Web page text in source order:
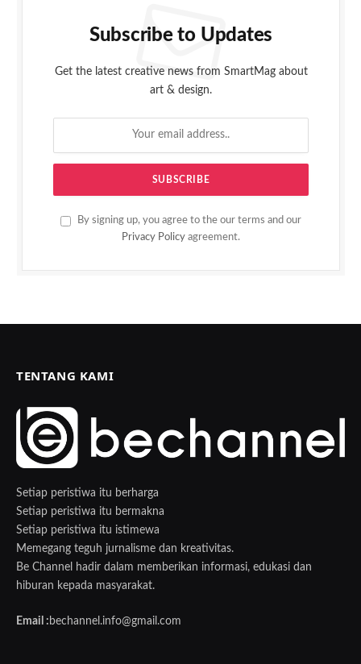
Subscribe to Updates
Get the latest creative news from SmartMag about
art & design.
By signing up, you agree to the our terms and our
Privacy Policy agreement.
TENTANG KAMI
Setiap peristiwa itu berharga
Setiap peristiwa itu bermakna
Setiap peristiwa itu istimewa
Memegang teguh jurnalisme dan kreativitas.
Be Channel hadir dalam memberikan informasi, edukasi dan
hiburan kepada masyarakat.
Email : bechannel.info@gmail.com